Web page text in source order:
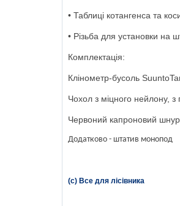
• Таблиці котангенса та
• Різьба для установки на
Комплектація:
Клінометр-бусоль
Чохол з міцного нейлону,
Червоний капроновий
Додатково - штатив монопод
(с) Все для лісівника